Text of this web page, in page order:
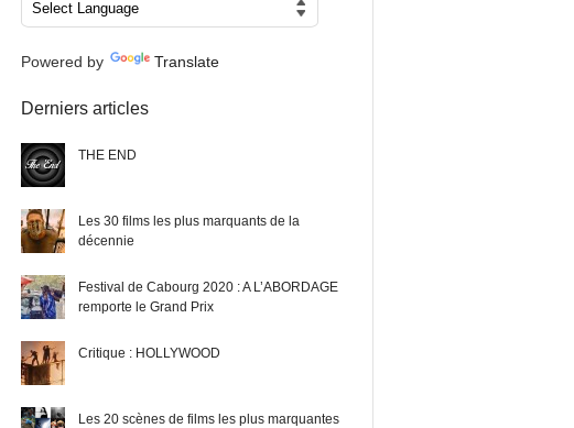
Powered by Translate
Derniers articles
THE END
Les 30 films les plus marquants de la
décennie
Festival de Cabourg 2020 : A L’ABORDAGE
remporte le Grand Prix
Critique : HOLLYWOOD
Les 20 scènes de films les plus marquantes